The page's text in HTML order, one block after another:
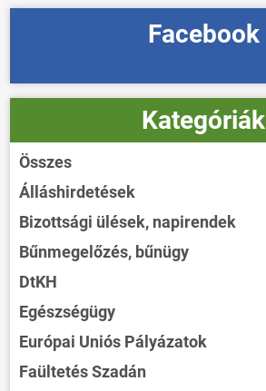
Facebook
Kategóriák
Összes
Álláshirdetések
Bizottsági ülések, napirendek
Bűnmegelőzés, bűnügy
DtKH
Egészségügy
Európai Uniós Pályázatok
Faültetés Szadán